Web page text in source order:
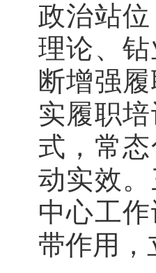
政治站
理论、
断增强
实履职
式，常
动实效
中心工
带作用，